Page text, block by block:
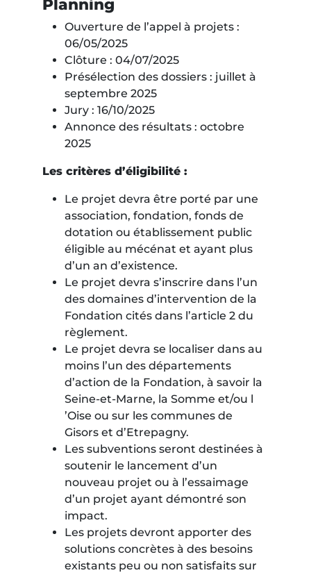
Planning
Ouverture de l’appel à projets :
06/05/2025
Clôture : 04/07/2025
Présélection des dossiers : juillet à
septembre 2025
Jury : 16/10/2025
Annonce des résultats : octobre
2025
Les critères d’éligibilité :
Le projet devra être porté par une
association, fondation, fonds de
dotation ou établissement public
éligible au mécénat et ayant plus
d’un an d’existence.
Le projet devra s’inscrire dans l’un
des domaines d’intervention de la
Fondation cités dans l’article 2 du
règlement.
Le projet devra se localiser dans au
moins l’un des départements
d’action de la Fondation, à savoir la
Seine-et-Marne, la Somme et/ou l
’Oise ou sur les communes de
Gisors et d’Etrepagny.
Les subventions seront destinées à
soutenir le lancement d’un
nouveau projet ou à l’essaimage
d’un projet ayant démontré son
impact.
Les projets devront apporter des
solutions concrètes à des besoins
existants peu ou non satisfaits sur